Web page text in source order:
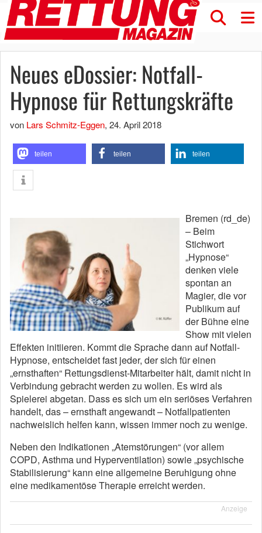
Neues eDossier: Notfall-
Hypnose für Rettungskräfte
von Lars Schmitz-Eggen, 24. April 2018
teilen teilen teilen
Bremen (rd_de)
– Beim
Stichwort
„Hypnose“
denken viele
spontan an
Magier, die vor
Publikum auf
der Bühne eine
Show mit vielen
Effekten initiieren. Kommt die Sprache dann auf Notfall-
Hypnose, entscheidet fast jeder, der sich für einen
„ernsthaften“ Rettungsdienst-Mitarbeiter hält, damit nicht in
Verbindung gebracht werden zu wollen. Es wird als
Spielerei abgetan. Dass es sich um ein seriöses Verfahren
handelt, das – ernsthaft angewandt – Notfallpatienten
nachweislich helfen kann, wissen immer noch zu wenige.
Neben den Indikationen „Atemstörungen“ (vor allem
COPD, Asthma und Hyperventilation) sowie „psychische
Stabilisierung“ kann eine allgemeine Beruhigung ohne
eine medikamentöse Therapie erreicht werden.
Anzeige